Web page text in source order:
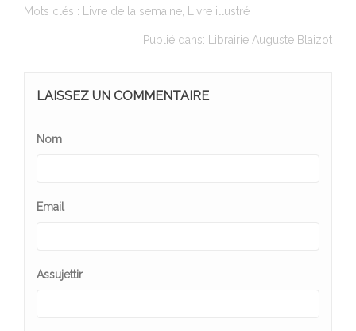
Mots clés : Livre de la semaine Livre illustré
Publié dans: Librairie Auguste Blaizot
LAISSEZ UN COMMENTAIRE
Nom
Email
Assujettir